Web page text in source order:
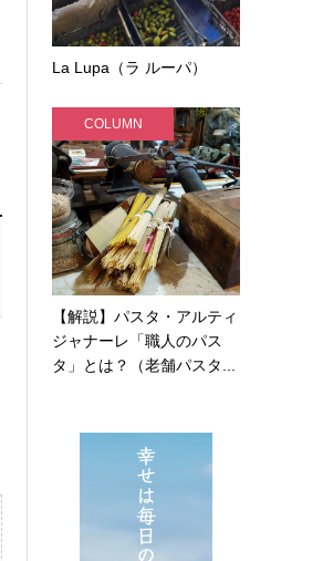
La Lupa（ラ ルーパ）
COLUMN
【解説】パスタ・アルティ
ジャナーレ「職人のパス
タ」とは？（老舗パスタ...